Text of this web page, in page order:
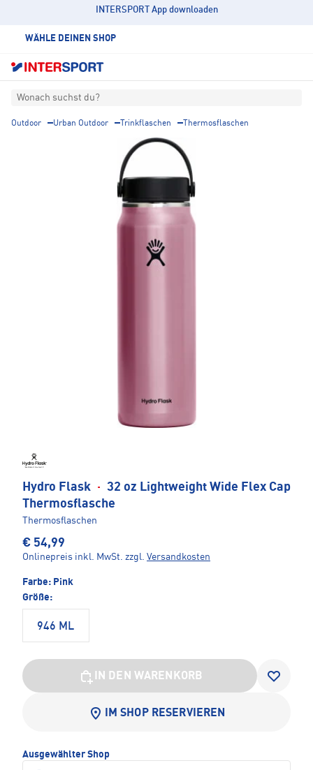
INTERSPORT App downloaden
WÄHLE DEINEN SHOP
Wonach suchst du?
Outdoor Urban Outdoor Trinkflaschen Thermosflaschen
Hydro Flask · 32 oz Lightweight Wide Flex Cap
Thermosflasche
Thermosflaschen
€ 54,99
Onlinepreis inkl. MwSt. zzgl. Versandkosten
Farbe: Pink
Größe:
946 ML
IN DEN WARENKORB
IM SHOP RESERVIEREN
Ausgewählter Shop